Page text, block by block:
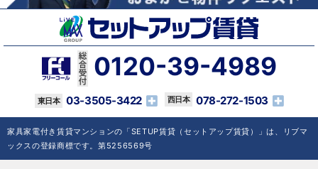
0120-39-4989
03-3505-3422 078-272-1503
家具家電付き賃貸マンションの「SETUP賃貸（セットアップ賃貸）」は、リブマ
ックスの登録商標です。第5256569号